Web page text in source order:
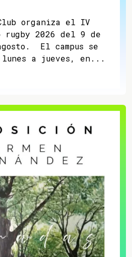
organiza el IV
rugby 2026 del 9 de
El campus se
a jueves, en...